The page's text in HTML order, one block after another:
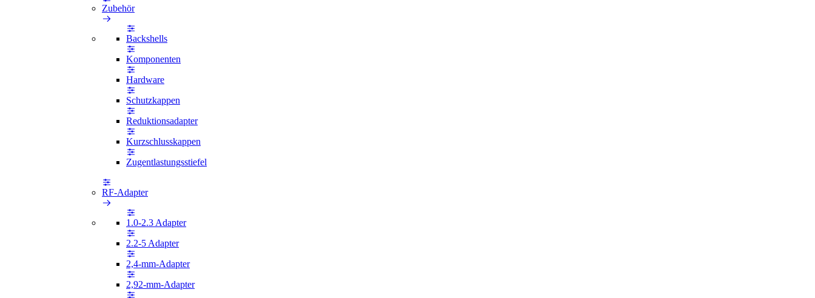
Zubehör
Backshells
Komponenten
Hardware
Schutzkappen
Reduktionsadapter
Kurzschlusskappen
Zugentlastungsstiefel
RF-Adapter
1.0-2.3 Adapter
2.2-5 Adapter
2,4-mm-Adapter
2,92-mm-Adapter